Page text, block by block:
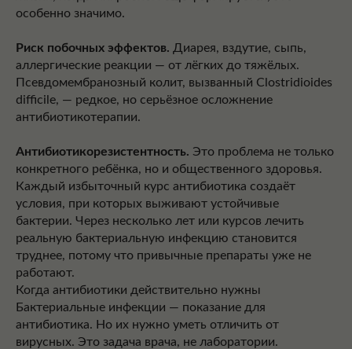
особенно значимо.
Риск побочных эффектов. Диарея, вздутие, сыпь,
аллергические реакции — от лёгких до тяжёлых.
Псевдомембранозный колит, вызванный Clostridioides
difficile, — редкое, но серьёзное осложнение
антибиотикотерапии.
Антибиотикорезистентность. Это проблема не только
конкретного ребёнка, но и общественного здоровья.
Каждый избыточный курс антибиотика создаёт
условия, при которых выживают устойчивые
бактерии. Через несколько лет или курсов лечить
реальную бактериальную инфекцию становится
труднее, потому что привычные препараты уже не
работают.
Когда антибиотики действительно нужны
Бактериальные инфекции — показание для
антибиотика. Но их нужно уметь отличить от
вирусных. Это задача врача, не лаборатории.